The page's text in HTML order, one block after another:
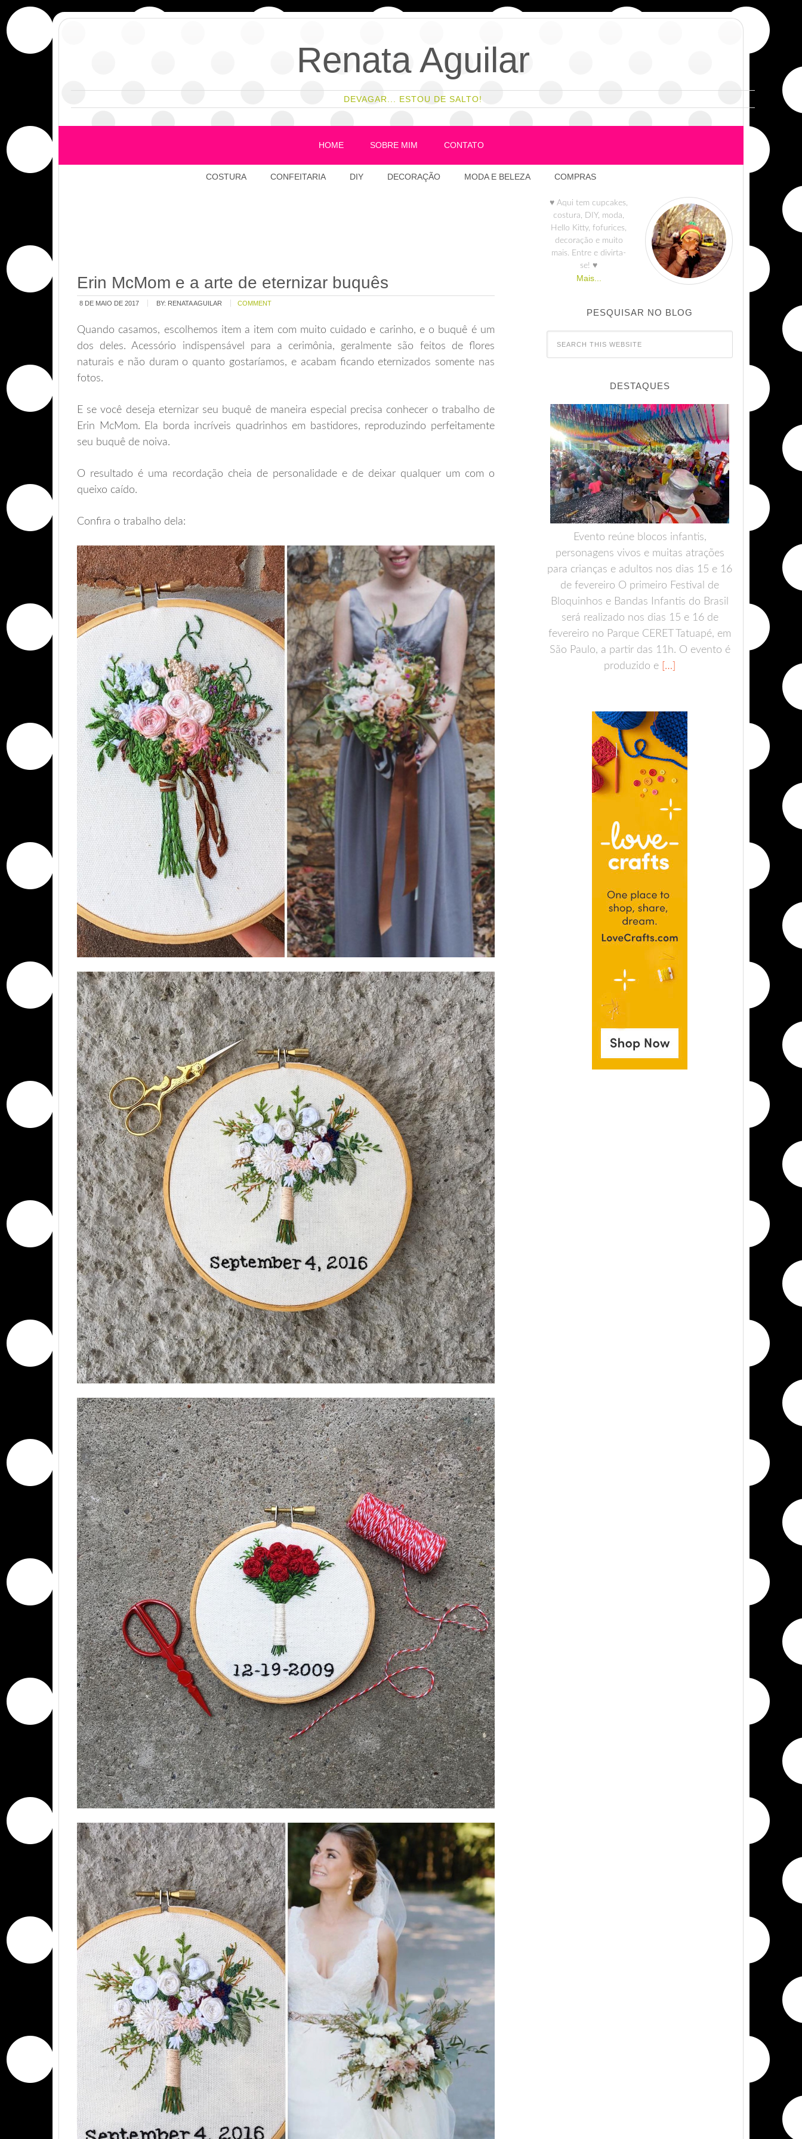
Renata Aguilar
DEVAGAR... ESTOU DE SALTO!
HOME SOBRE MIM CONTATO
COSTURA CONFEITARIA DIY DECORAÇÃO MODA E BELEZA COMPRAS
Erin McMom e a arte de eternizar buquês
8 DE MAIO DE 2017 BY: RENATA AGUILAR COMMENT
Quando casamos, escolhemos item a item com muito cuidado e carinho, e o buquê é um
dos deles. Acessório indispensável para a cerimônia, geralmente são feitos de flores
naturais e não duram o quanto gostaríamos, e acabam ficando eternizados somente nas
fotos.
E se você deseja eternizar seu buquê de maneira especial precisa conhecer o trabalho de
Erin McMom. Ela borda incríveis quadrinhos em bastidores, reproduzindo perfeitamente
seu buquê de noiva.
O resultado é uma recordação cheia de personalidade e de deixar qualquer um com o
queixo caído.
Confira o trabalho dela:
♥ Aqui tem cupcakes,
costura, DIY, moda,
Hello Kitty, fofurices,
decoração e muito
mais. Entre e divirta-
se! ♥
Mais...
PESQUISAR NO BLOG
DESTAQUES
Evento reúne blocos infantis,
personagens vivos e muitas atrações
para crianças e adultos nos dias 15 e 16
de fevereiro O primeiro Festival de
Bloquinhos e Bandas Infantis do Brasil
será realizado nos dias 15 e 16 de
fevereiro no Parque CERET Tatuapé, em
São Paulo, a partir das 11h. O evento é
produzido e […]